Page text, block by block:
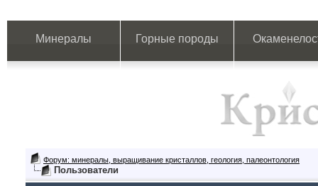
Минералы Горные породы
Форум: минералы, выращивание кристаллов, геология, палеонтология
Пользователи